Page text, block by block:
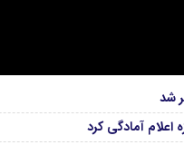
شد
آمادگی کرد